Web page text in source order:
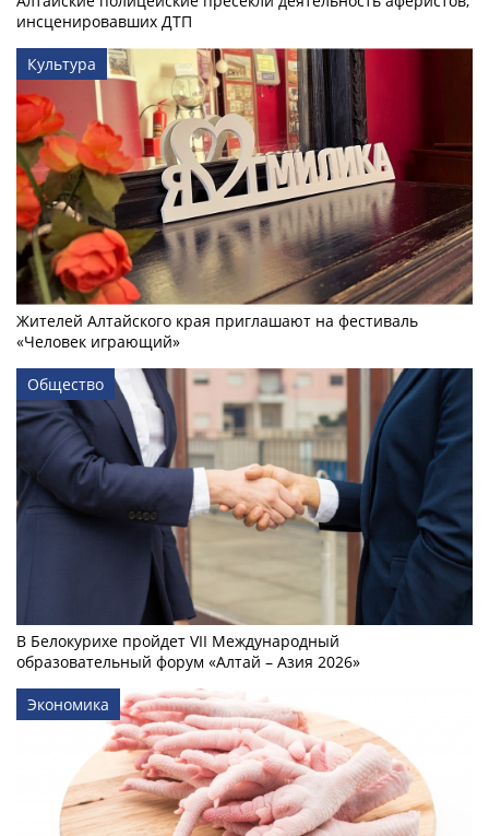
инсценировавших ДТП
Культура
Жителей Алтайского края приглашают на фестиваль
«Человек играющий»
Общество
В Белокурихе пройдет VII Международный
образовательный форум «Алтай – Азия 2026»
Экономика